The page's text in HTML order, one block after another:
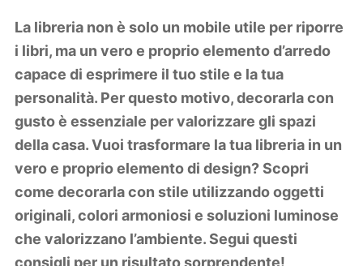
Piante e fiori
Lifestyle
Viaggi
Zodiaco
La libreria non è solo un mobile utile per riporre
i libri, ma un vero e proprio elemento d’arredo
capace di esprimere il tuo stile e la tua
personalità. Per questo motivo, decorarla con
gusto è essenziale per valorizzare gli spazi
della casa. Vuoi trasformare la tua libreria in un
vero e proprio elemento di design? Scopri
come decorarla con stile utilizzando oggetti
originali, colori armoniosi e soluzioni luminose
che valorizzano l’ambiente. Segui questi
consigli per un risultato sorprendente!